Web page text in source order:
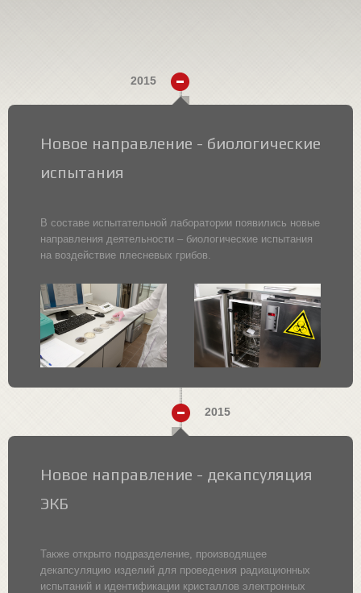
2015
Новое направление - биологические
испытания
В составе испытательной лаборатории появились новые
направления деятельности – биологические испытания
на воздействие плесневых грибов.
2015
Новое направление - декапсуляция
ЭКБ
Также открыто подразделение, производящее
декапсуляцию изделий для проведения радиационных
испытаний и идентификации кристаллов электронных